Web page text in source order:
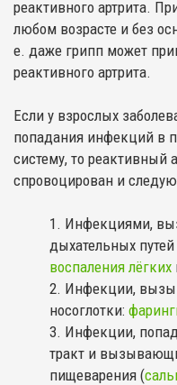
реактивного артрита.
любом возрасте и без
е. даже грипп может
реактивного артрита.
Если у взрослых
попадания инфекций в
систему, то реактивный
спровоцирован и
Инфекциями,
дыхательных
воспаления лёгких
Инфекции,
носоглотки:
Инфекции,
тракт и
пищеварения (